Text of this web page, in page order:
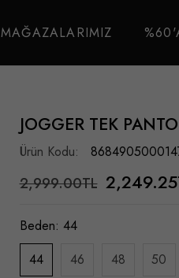
MAĞAZALARIMIZ
JOGGER TEK
Ürün Kodu:
2,999.00TL
Beden: 44
44
46 48 50